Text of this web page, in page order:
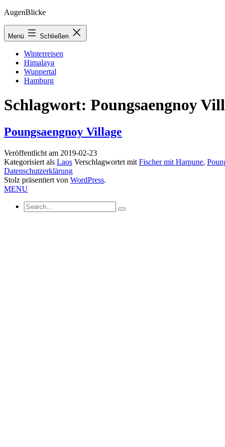
Zum
springen
AugenBlicke
Menü Schließen
Winterreisen
Himalaya
Wuppertal
Hamburg
Schlagwort: Poungsaengnoy
Poungsaengnoy Village
Veröffentlicht am 2019-02-23
Kategorisiert als Laos Verschlagwortet mit Fischer mit Harpune,
Datenschutzerklärung
Stolz präsentiert von WordPress.
MENU
Search